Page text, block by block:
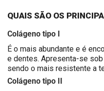
QUAIS SÃO OS
Colágeno tipo I
É o mais abundante e é
e dentes. Apresenta-se
sendo o mais resistente a
Colágeno tipo II